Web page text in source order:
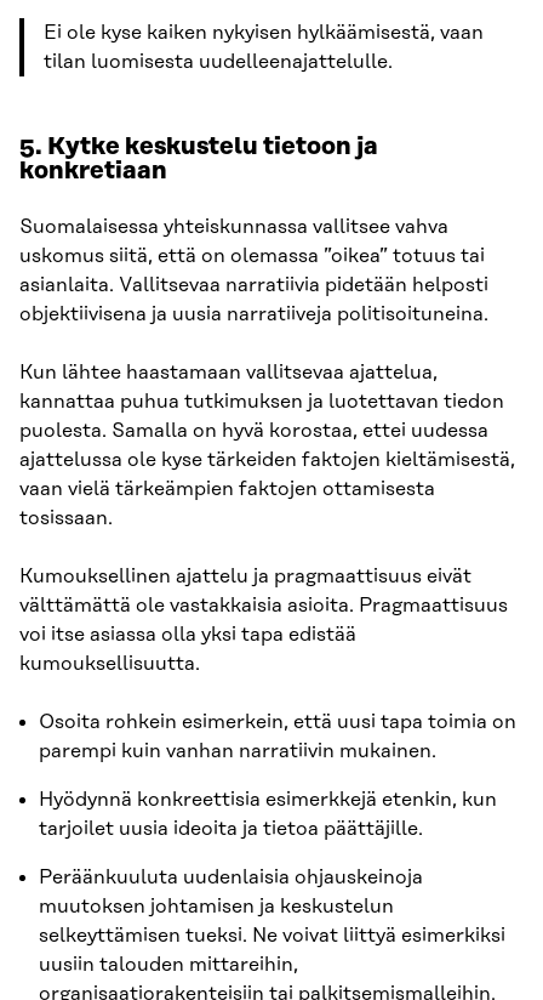
Ei ole kyse kaiken nykyisen hylkäämisestä, vaan
tilan luomisesta uudelleenajattelulle.
5. Kytke keskustelu tietoon ja
konkretiaan
Suomalaisessa yhteiskunnassa vallitsee vahva
uskomus siitä, että on olemassa ”oikea” totuus tai
asianlaita. Vallitsevaa narratiivia pidetään helposti
objektiivisena ja uusia narratiiveja politisoituneina.
Kun lähtee haastamaan vallitsevaa ajattelua,
kannattaa puhua tutkimuksen ja luotettavan tiedon
puolesta. Samalla on hyvä korostaa, ettei uudessa
ajattelussa ole kyse tärkeiden faktojen kieltämisestä,
vaan vielä tärkeämpien faktojen ottamisesta
tosissaan.
Kumouksellinen ajattelu ja pragmaattisuus eivät
välttämättä ole vastakkaisia asioita. Pragmaattisuus
voi itse asiassa olla yksi tapa edistää
kumouksellisuutta.
Osoita rohkein esimerkein, että uusi tapa toimia on
parempi kuin vanhan narratiivin mukainen.
Hyödynnä konkreettisia esimerkkejä etenkin, kun
tarjoilet uusia ideoita ja tietoa päättäjille.
Peräänkuuluta uudenlaisia ohjauskeinoja
muutoksen johtamisen ja keskustelun
selkeyttämisen tueksi. Ne voivat liittyä esimerkiksi
uusiin talouden mittareihin,
organisaatiorakenteisiin tai palkitsemismalleihin.